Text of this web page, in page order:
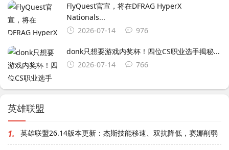
FlyQuest官宣，将在DFRAG HyperX
Nationals...
2026-07-14
976
donk只想要游戏内奖杯！四位CS职业选手揭秘...
2026-07-14
766
英雄联盟
1. 英雄联盟26.14版本更新：杰斯技能移速、双抗降低，赛娜削弱